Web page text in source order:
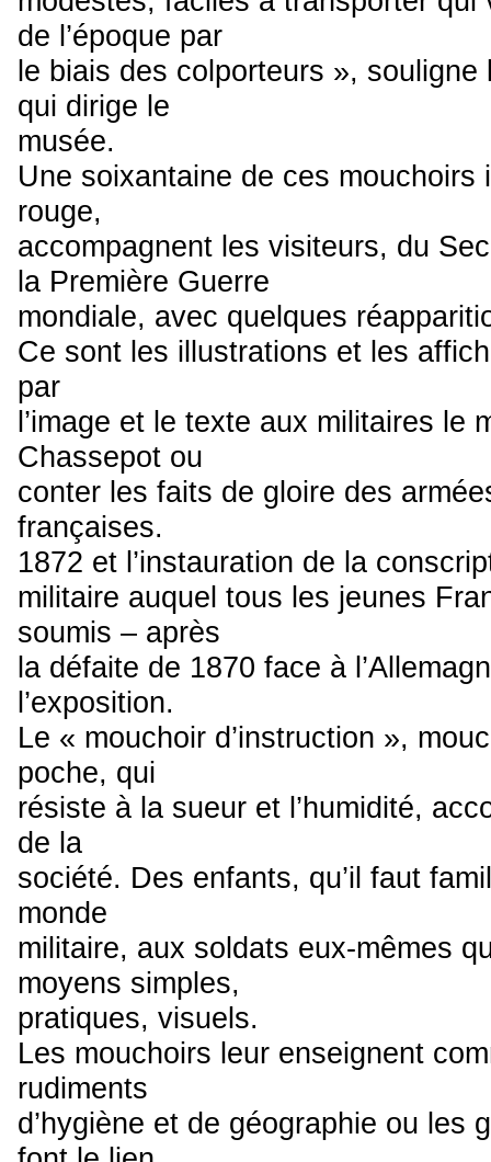
de l’époque par
le biais des colporteurs »,
qui dirige le
musée.
Une soixantaine de ces
rouge,
accompagnent les visiteurs, du
la Première Guerre
mondiale, avec quelques
Ce sont les illustrations et les
par
l’image et le texte aux militaires le
Chassepot ou
conter les faits de gloire des
françaises.
1872 et l’instauration de la
militaire auquel tous les jeunes
soumis – après
la défaite de 1870 face à
l’exposition.
Le « mouchoir d’instruction »,
poche, qui
résiste à la sueur et l’humidité,
de la
société. Des enfants, qu’il faut
monde
militaire, aux soldats eux-mêmes
moyens simples,
pratiques, visuels.
Les mouchoirs leur enseignent
rudiments
d’hygiène et de géographie ou les